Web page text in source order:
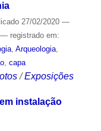
27/02/2020 —
— registrado em:
, Arqueologia,
, capa
/Exposições
instalação